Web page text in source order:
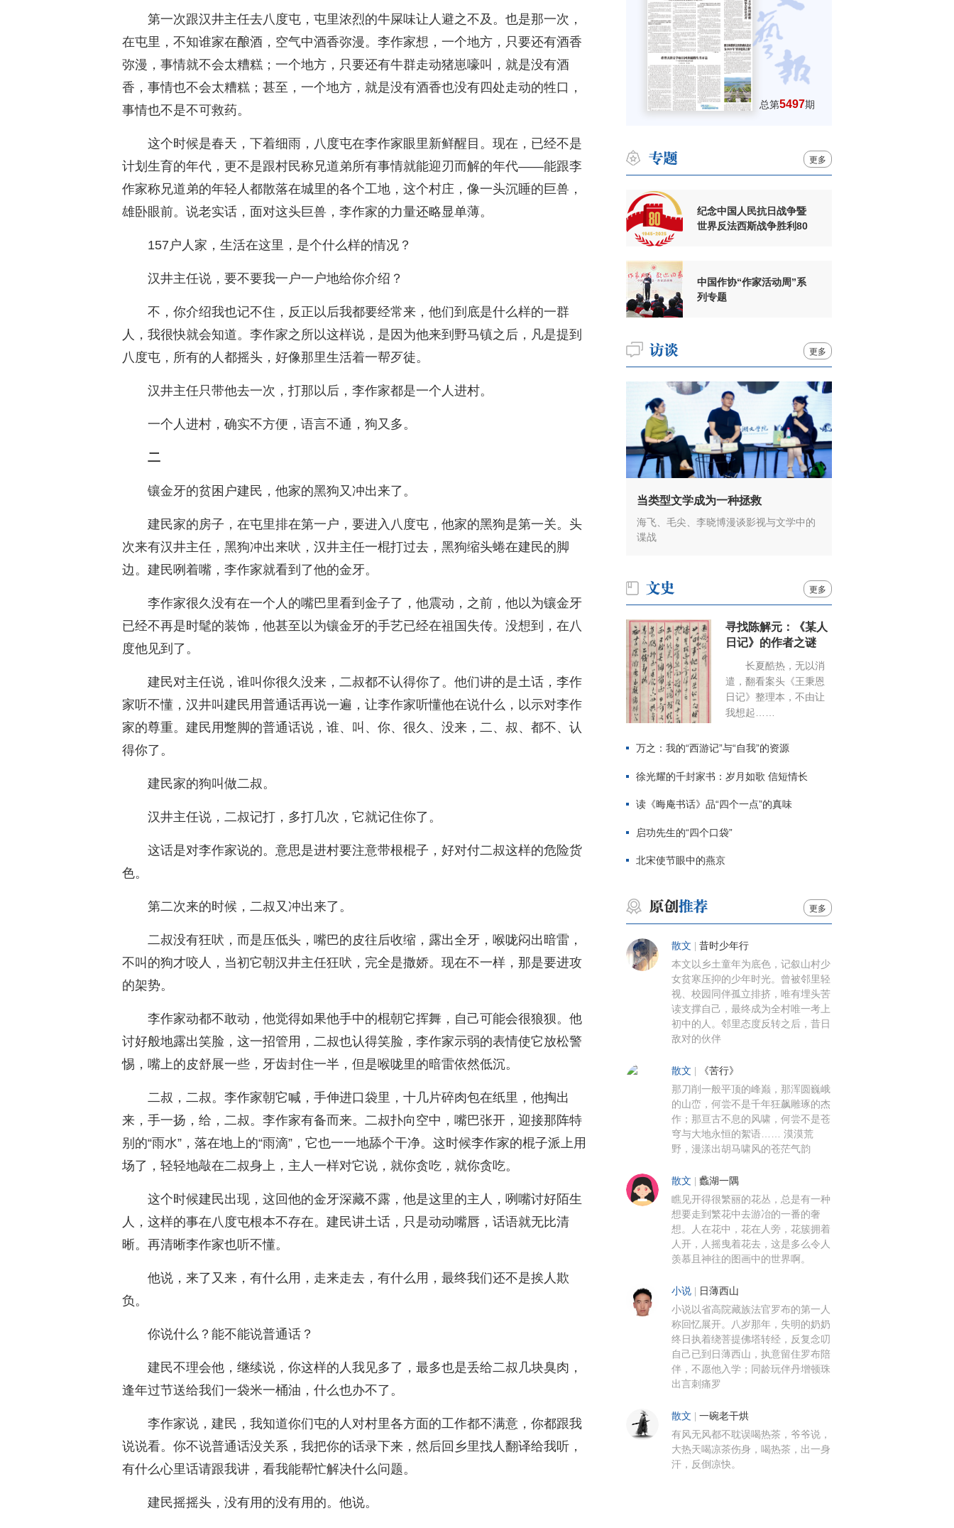
第一次跟汉井主任去八度屯，屯里浓烈的牛屎味让人避之不及。也是那一次，
在屯里，不知谁家在酿酒，空气中酒香弥漫。李作家想，一个地方，只要还有酒香
弥漫，事情就不会太糟糕；一个地方，只要还有牛群走动猪崽嚎叫，就是没有酒
香，事情也不会太糟糕；甚至，一个地方，就是没有酒香也没有四处走动的牲口，
事情也不是不可救药。
这个时候是春天，下着细雨，八度屯在李作家眼里新鲜醒目。现在，已经不是
计划生育的年代，更不是跟村民称兄道弟所有事情就能迎刃而解的年代——能跟李
作家称兄道弟的年轻人都散落在城里的各个工地，这个村庄，像一头沉睡的巨兽，
雄卧眼前。说老实话，面对这头巨兽，李作家的力量还略显单薄。
157户人家，生活在这里，是个什么样的情况？
汉井主任说，要不要我一户一户地给你介绍？
不，你介绍我也记不住，反正以后我都要经常来，他们到底是什么样的一群
人，我很快就会知道。李作家之所以这样说，是因为他来到野马镇之后，凡是提到
八度屯，所有的人都摇头，好像那里生活着一帮歹徒。
汉井主任只带他去一次，打那以后，李作家都是一个人进村。
一个人进村，确实不方便，语言不通，狗又多。
二
镶金牙的贫困户建民，他家的黑狗又冲出来了。
建民家的房子，在屯里排在第一户，要进入八度屯，他家的黑狗是第一关。头
次来有汉井主任，黑狗冲出来吠，汉井主任一棍打过去，黑狗缩头蜷在建民的脚
边。建民咧着嘴，李作家就看到了他的金牙。
李作家很久没有在一个人的嘴巴里看到金子了，他震动，之前，他以为镶金牙
已经不再是时髦的装饰，他甚至以为镶金牙的手艺已经在祖国失传。没想到，在八
度他见到了。
建民对主任说，谁叫你很久没来，二叔都不认得你了。他们讲的是土话，李作
家听不懂，汉井叫建民用普通话再说一遍，让李作家听懂他在说什么，以示对李作
家的尊重。建民用蹩脚的普通话说，谁、叫、你、很久、没来，二、叔、都不、认
得你了。
建民家的狗叫做二叔。
汉井主任说，二叔记打，多打几次，它就记住你了。
这话是对李作家说的。意思是进村要注意带根棍子，好对付二叔这样的危险货
色。
第二次来的时候，二叔又冲出来了。
二叔没有狂吠，而是压低头，嘴巴的皮往后收缩，露出全牙，喉咙闷出暗雷，
不叫的狗才咬人，当初它朝汉井主任狂吠，完全是撒娇。现在不一样，那是要进攻
的架势。
李作家动都不敢动，他觉得如果他手中的棍朝它挥舞，自己可能会很狼狈。他
讨好般地露出笑脸，这一招管用，二叔也认得笑脸，李作家示弱的表情使它放松警
惕，嘴上的皮舒展一些，牙齿封住一半，但是喉咙里的暗雷依然低沉。
二叔，二叔。李作家朝它喊，手伸进口袋里，十几片碎肉包在纸里，他掏出
来，手一扬，给，二叔。李作家有备而来。二叔扑向空中，嘴巴张开，迎接那阵特
别的“雨水”，落在地上的“雨滴”，它也一一地舔个干净。这时候李作家的棍子派上用
场了，轻轻地敲在二叔身上，主人一样对它说，就你贪吃，就你贪吃。
这个时候建民出现，这回他的金牙深藏不露，他是这里的主人，咧嘴讨好陌生
人，这样的事在八度屯根本不存在。建民讲土话，只是动动嘴唇，话语就无比清
晰。再清晰李作家也听不懂。
他说，来了又来，有什么用，走来走去，有什么用，最终我们还不是挨人欺
负。
你说什么？能不能说普通话？
建民不理会他，继续说，你这样的人我见多了，最多也是丢给二叔几块臭肉，
逢年过节送给我们一袋米一桶油，什么也办不了。
李作家说，建民，我知道你们屯的人对村里各方面的工作都不满意，你都跟我
说说看。你不说普通话没关系，我把你的话录下来，然后回乡里找人翻译给我听，
有什么心里话请跟我讲，看我能帮忙解决什么问题。
建民摇摇头，没有用的没有用的。他说。
总第5497期
更多
纪念中国人民抗日战争暨
世界反法西斯战争胜利80
中国作协“作家活动周”系
列专题
更多
当类型文学成为一种拯救
海飞、毛尖、李晓博漫谈影视与文学中的
谍战
更多
寻找陈解元：《某人
日记》的作者之谜
长夏酷热，无以消
遣，翻看案头《王秉恩
日记》整理本，不由让
我想起……
万之：我的“西游记”与“自我”的资源
徐光耀的千封家书：岁月如歌 信短情长
读《晦庵书话》品“四个一点”的真味
启功先生的“四个口袋”
北宋使节眼中的燕京
更多
散文 昔时少年行
本文以乡土童年为底色，记叙山村少
女贫寒压抑的少年时光。曾被邻里轻
视、校园同伴孤立排挤，唯有埋头苦
读支撑自己，最终成为全村唯一考上
初中的人。邻里态度反转之后，昔日
敌对的伙伴
散文 《苦行》
那刀削一般平顶的峰巅，那浑圆巍峨
的山峦，何尝不是千年狂飙雕琢的杰
作；那亘古不息的风啸，何尝不是苍
穹与大地永恒的絮语…… 漠漠荒
野，漫漾出胡马啸风的苍茫气韵
散文 蠡湖一隅
瞧见开得很繁丽的花丛，总是有一种
想要走到繁花中去游冶的一番的奢
想。人在花中，花在人旁，花簇拥着
人开，人摇曳着花去，这是多么令人
羡慕且神往的图画中的世界啊。
小说 日薄西山
小说以省高院藏族法官罗布的第一人
称回忆展开。八岁那年，失明的奶奶
终日执着绕菩提佛塔转经，反复念叨
自己已到日薄西山，执意留住罗布陪
伴，不愿他入学；同龄玩伴丹增顿珠
出言刺痛罗
散文 一碗老干烘
有风无风都不耽误喝热茶，爷爷说，
大热天喝凉茶伤身，喝热茶，出一身
汗，反倒凉快。